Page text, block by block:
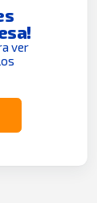
ver